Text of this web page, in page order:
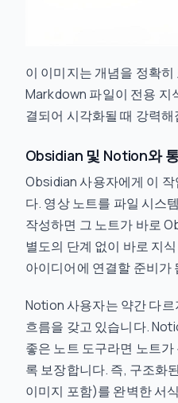
이 이미지는 개념을 정확
Markdown 파일이 전용 지
결되어 시각화될 때 강력
Obsidian 및 Notion와
Obsidian 사용자에게 이
다. 영상 노트를 파일 시스
작성하면 그 노트가 바로
별도의 단계 없이 바로 지
아이디어에 연결할 준비가
Notion 사용자는 약간 다
흐름을 갖고 있습니다.
좋은 노트 도구라면 노트
록 보장합니다. 즉, 구조화
이미지 포함)를 완벽한 서